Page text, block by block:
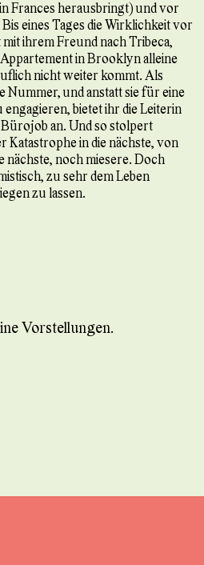
Vorstellungen.
Frances herausbringt) und vor
eines Tages die Wirklichkeit vor
ihrem Freund nach Tribeca,
in Brooklyn alleine
nicht weiter kommt. Als
Nummer, und anstatt sie für eine
bietet ihr die Leiterin
an. Und so stolpert
Katastrophe in die nächste, von
nächste, noch miesere. Doch
zu sehr dem Leben
zu lassen.